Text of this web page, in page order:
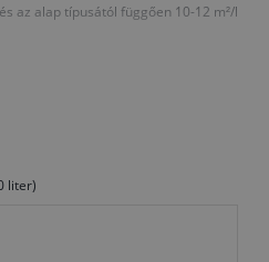
az alap típusától függően 10-12 m²/l
liter)